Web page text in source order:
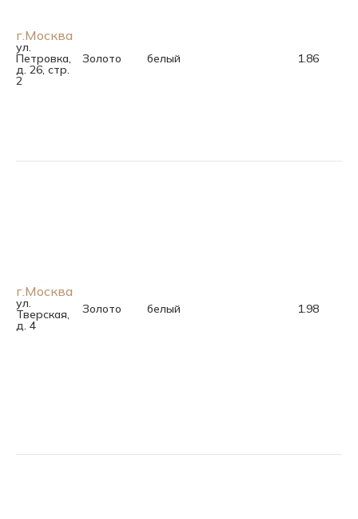
г.Москва
ул.
Петровка,
д. 26, стр.
2
Золото белый 1.86
г.Москва
ул.
Тверская,
д. 4
Золото белый 1.98